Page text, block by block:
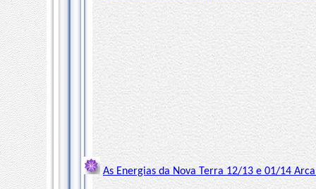
As Energias da Nova Terra 12/13 e 01/14